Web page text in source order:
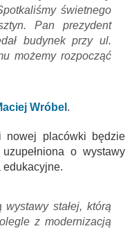
świetnego
Pan prezydent
budynek przy ul.
możemy rozpocząć
Wróbel .
nowej placówki będzie
o wystawy
edukacyjne.
stałej, którą
z modernizacją